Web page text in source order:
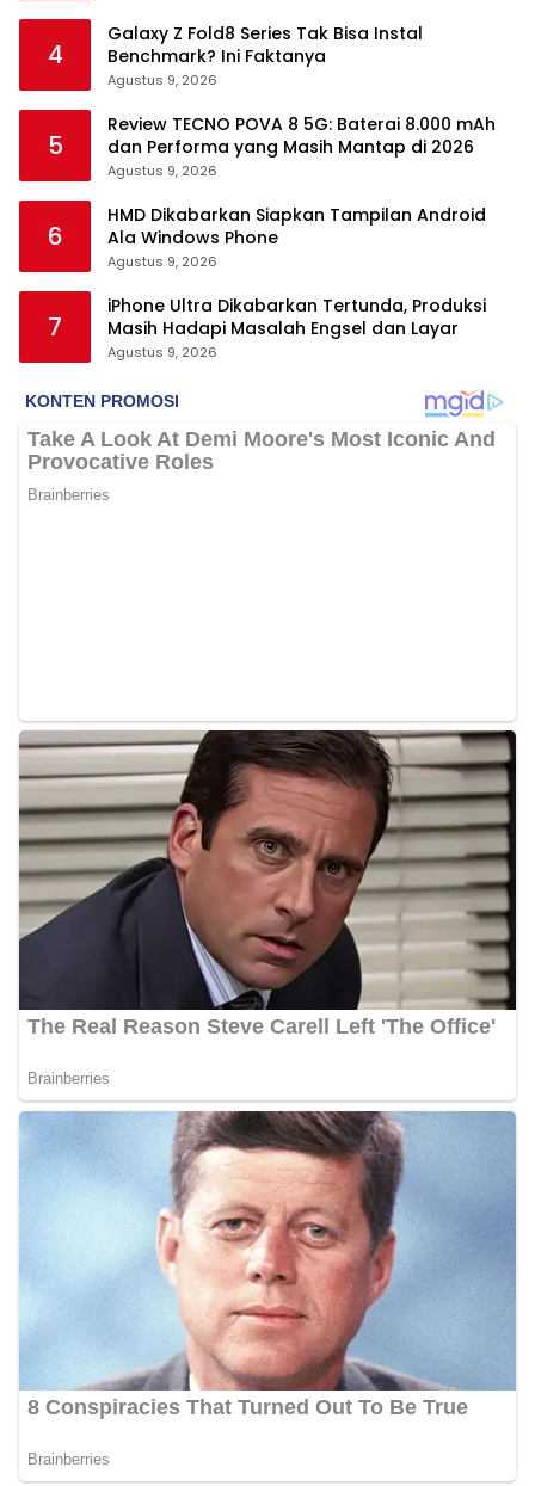
4
Galaxy Z Fold8 Series Tak Bisa Instal
Benchmark? Ini Faktanya
Agustus 9, 2026
5
Review TECNO POVA 8 5G: Baterai 8.000 mAh
dan Performa yang Masih Mantap di 2026
Agustus 9, 2026
6
HMD Dikabarkan Siapkan Tampilan Android
Ala Windows Phone
Agustus 9, 2026
7
iPhone Ultra Dikabarkan Tertunda, Produksi
Masih Hadapi Masalah Engsel dan Layar
Agustus 9, 2026